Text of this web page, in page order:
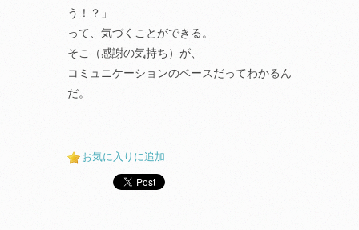
う！？」
って、気づくことができる。
そこ（感謝の気持ち）が、
コミュニケーションのベースだってわかるん
だ。
お気に入りに追加